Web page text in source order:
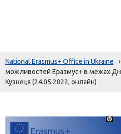
National Erasmus+ Office in Ukraine ›
можливостей Еразмус+ в межах
Кузнеця (24.05.2022, онлайн)